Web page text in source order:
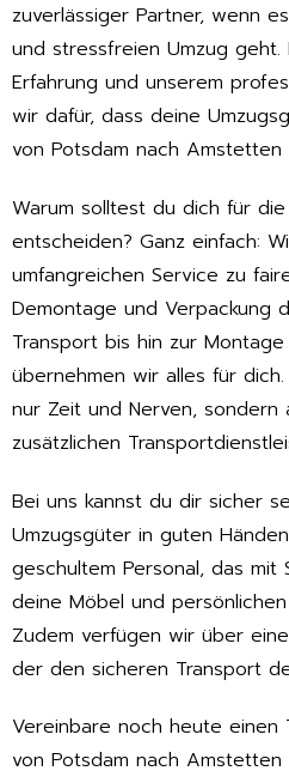
zuverlässiger Partner, wenn
und stressfreien Umzug
Erfahrung und unserem
wir dafür, dass deine
von Potsdam nach
Warum solltest du dich für
entscheiden? Ganz einfach:
umfangreichen Service zu
Demontage und Verpackung
Transport bis hin zur
übernehmen wir alles für
nur Zeit und Nerven, sondern
zusätzlichen
Bei uns kannst du dir sicher
Umzugsgüter in guten
geschultem Personal, das mit
deine Möbel und
Zudem verfügen wir über
der den sicheren Transport
Vereinbare noch heute einen
von Potsdam nach